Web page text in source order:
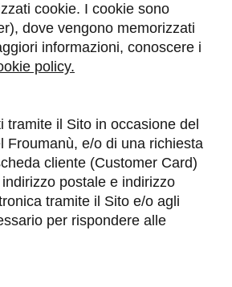
cookie. I cookie sono
dove vengono memorizzati
informazioni, conoscere i
policy.
il Sito in occasione del
Froumanù, e/o di una richiesta
cliente (Customer Card)
postale e indirizzo
tramite il Sito e/o agli
per rispondere alle